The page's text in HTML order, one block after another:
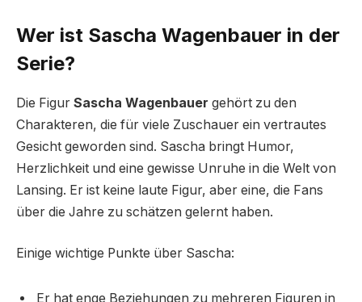
Wer ist Sascha Wagenbauer in der
Serie?
Die Figur Sascha Wagenbauer gehört zu den
Charakteren, die für viele Zuschauer ein vertrautes
Gesicht geworden sind. Sascha bringt Humor,
Herzlichkeit und eine gewisse Unruhe in die Welt von
Lansing. Er ist keine laute Figur, aber eine, die Fans
über die Jahre zu schätzen gelernt haben.
Einige wichtige Punkte über Sascha:
Er hat enge Beziehungen zu mehreren Figuren in